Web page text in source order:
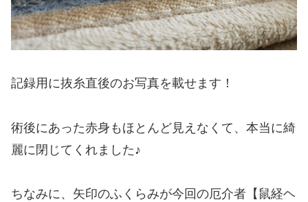
記録用に抜糸直後のお写真を載せます！
術後にあった赤身もほとんど見えなくて、本当に綺
麗に閉じてくれました♪
ちなみに、矢印のふくらみが今回の厄介者【鼠経ヘ